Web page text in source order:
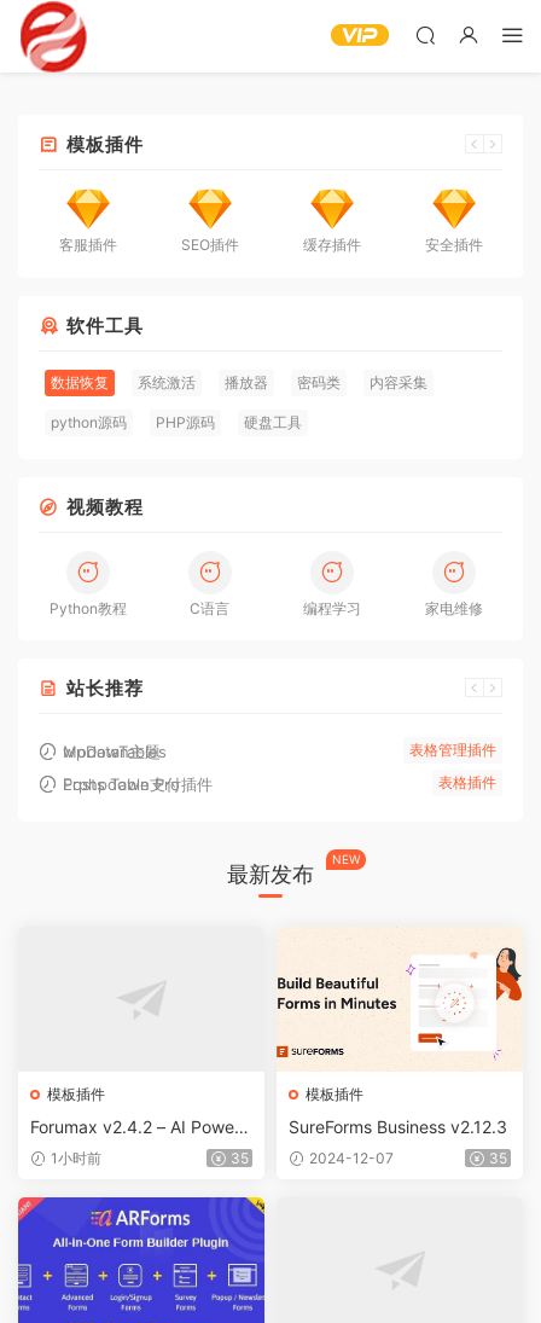
模板插件
客服插件 SEO插件 缓存插件 安全插件
软件工具
数据恢复 系统激活 播放器 密码类 内容采集
python源码 PHP源码 硬盘工具
视频教程
Python教程 C语言 编程学习 家电维修
站长推荐
Modown主题 同步更新
Erphpdown支付插件 最新版
wpDataTables 表格管理插件
Posts Table Pro 表格插件
最新发布
NEW
模板插件
Forumax v2.4.2 – AI Powere
d Advanced Community For
1小时前 35
模板插件
SureForms Business v2.12.3
2024-12-07 35